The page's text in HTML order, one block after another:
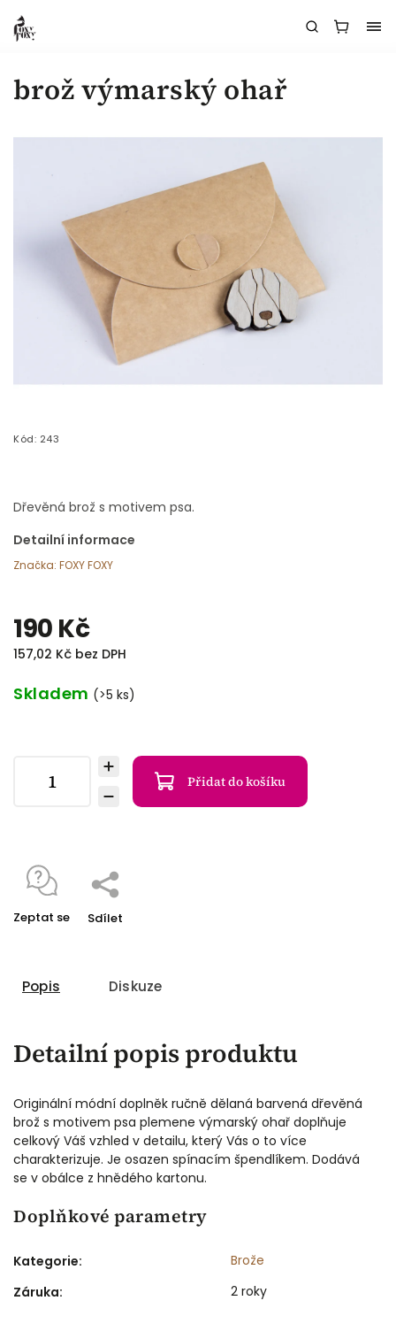
brož výmarský ohař
Kód: 243
Dřevěná brož s motivem psa.
Detailní informace
Značka: FOXY FOXY
190 Kč
157,02 Kč bez DPH
Skladem (>5 ks)
Přidat do košíku
Zeptat se Sdílet
Popis Diskuze
Detailní popis produktu
Originální módní doplněk ručně dělaná barvená dřevěná
brož s motivem psa plemene výmarský ohař doplňuje
celkový Váš vzhled v detailu, který Vás o to více
charakterizuje. Je osazen spínacím špendlíkem. Dodává
se v obálce z hnědého kartonu.
Doplňkové parametry
Kategorie:
Brože
Záruka: 2 roky